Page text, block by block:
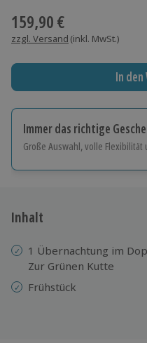
159,90 €
zzgl. Versand (inkl. MwSt.)
In
Immer das richtige
Große Auswahl, volle
Jeder Gutschein für alle
10 Jahre gültig & verlängerbar.
Inhalt
1 Übernachtung im
Zur Grünen Kutte
Frühstück